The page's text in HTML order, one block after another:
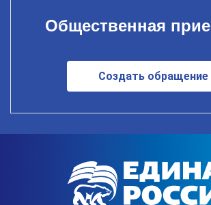
Общественная
Создать обращение